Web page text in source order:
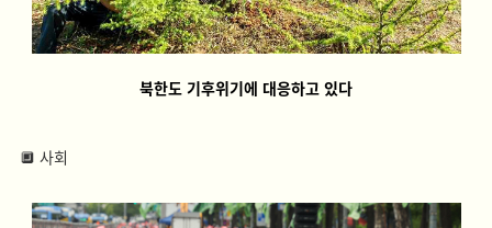
북한도 기후위기에 대응하고 있다
🔲 사회